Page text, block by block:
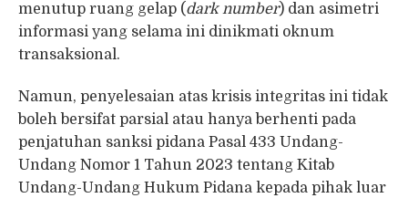
menutup ruang gelap (dark number) dan asimetri
informasi yang selama ini dinikmati oknum
transaksional.
Namun, penyelesaian atas krisis integritas ini tidak
boleh bersifat parsial atau hanya berhenti pada
penjatuhan sanksi pidana Pasal 433 Undang-
Undang Nomor 1 Tahun 2023 tentang Kitab
Undang-Undang Hukum Pidana kepada pihak luar